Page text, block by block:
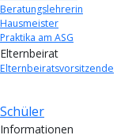
Beratungslehrerin
Hausmeister
Praktika am ASG
Elternbeirat
Elternbeiratsvorsitzende
Schüler
Informationen